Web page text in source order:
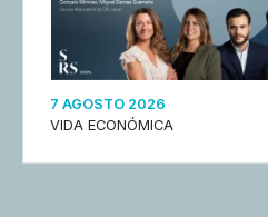
7 AGOSTO 2026
VIDA ECONÓMICA